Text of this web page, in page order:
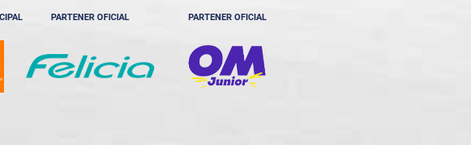
PARTENER OFICIAL PARTENER OFICIAL